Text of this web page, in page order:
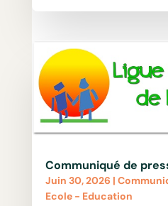
Communiqué de
Juin 30, 2026 |
Ecole - Education